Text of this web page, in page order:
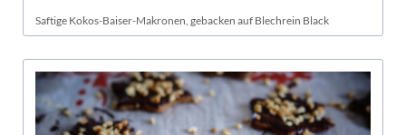
Saftige Kokos-Baiser-Makronen, gebacken auf Blechrein Black